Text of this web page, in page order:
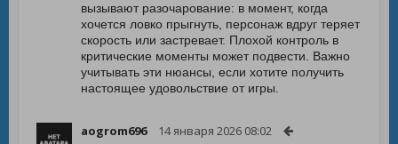
вызывают разочарование: в момент, когда
хочется ловко прыгнуть, персонаж вдруг теряет
скорость или застревает. Плохой контроль в
критические моменты может подвести. Важно
учитывать эти нюансы, если хотите получить
настоящее удовольствие от игры.
aogrom696 14 января 2026 08:02